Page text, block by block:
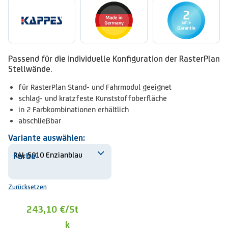
Passend für die individuelle Konfiguration der RasterPlan
Stellwände.
für RasterPlan Stand- und Fahrmodul geeignet
schlag- und kratzfeste Kunststoffoberfläche
in 2 Farbkombinationen erhältlich
abschließbar
Variante auswählen:
Farbe
Zurücksetzen
243,10 €/St
k